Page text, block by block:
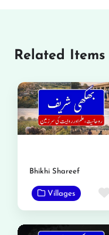
Related Items
Bhikhi Shareef
Villages